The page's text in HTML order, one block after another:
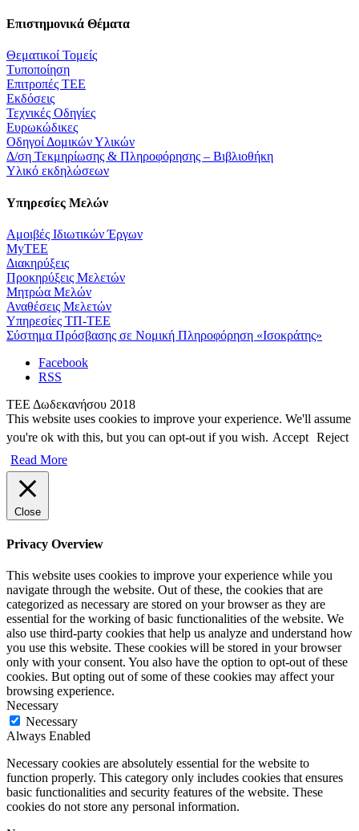
Επιστημονικά Θέματα
Θεματικοί Τομείς
Τυποποίηση
Επιτροπές ΤΕΕ
Εκδόσεις
Τεχνικές Οδηγίες
Ευρωκώδικες
Οδηγοί Δομικών Υλικών
Δ/ση Τεκμηρίωσης & Πληροφόρησης – Βιβλιοθήκη
Υλικό εκδηλώσεων
Υπηρεσίες Μελών
Αμοιβές Ιδιωτικών Έργων
MyTEE
Διακηρύξεις
Προκηρύξεις Μελετών
Μητρώα Μελών
Αναθέσεις Μελετών
Υπηρεσίες ΤΠ-ΤΕΕ
Σύστημα Πρόσβασης σε Νομική Πληροφόρηση «Ισοκράτης»
Facebook
RSS
ΤΕΕ Δωδεκανήσου 2018
This website uses cookies to improve your experience. We'll assume
you're ok with this, but you can opt-out if you wish. Accept Reject
Read More
Close
Privacy Overview
This website uses cookies to improve your experience while you
navigate through the website. Out of these, the cookies that are
categorized as necessary are stored on your browser as they are
essential for the working of basic functionalities of the website. We
also use third-party cookies that help us analyze and understand how
you use this website. These cookies will be stored in your browser
only with your consent. You also have the option to opt-out of these
cookies. But opting out of some of these cookies may affect your
browsing experience.
Necessary
Necessary
Always Enabled
Necessary cookies are absolutely essential for the website to
function properly. This category only includes cookies that ensures
basic functionalities and security features of the website. These
cookies do not store any personal information.